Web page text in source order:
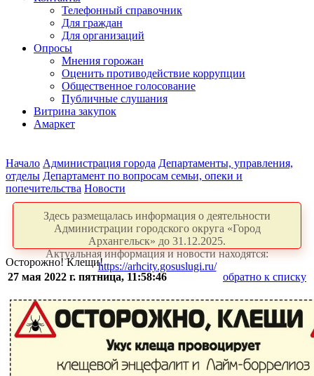
Телефонный справочник
Для граждан
Для организаций
Опросы
Мнения горожан
Оценить противодействие коррупции
Общественное голосование
Публичные слушания
Витрина закупок
Амаркет
Начало Администрация города Департаменты, управления,
отделы Департамент по вопросам семьи, опеки и
попечительства Новости
Здесь размещалась информация о деятельности
Администрации городского округа «Город
Архангельск» до 31.12.2025.
Актуальная информация и новости находятся:
https://arhcity.gosuslugi.ru/
Осторожно! Клещи!
27 мая 2022 г. пятница, 11:58:46
обратно к списку